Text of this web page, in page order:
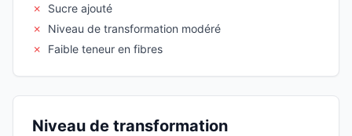
✗
Sucre ajouté
✗
Niveau de transformation modéré
✗
Faible teneur en fibres
Niveau de transformation